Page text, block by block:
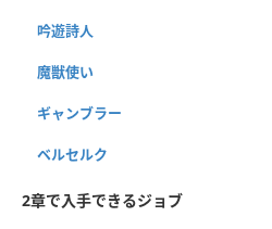
吟遊詩人
魔獣使い
ギャンブラー
ベルセルク
2章で入手できるジョブ